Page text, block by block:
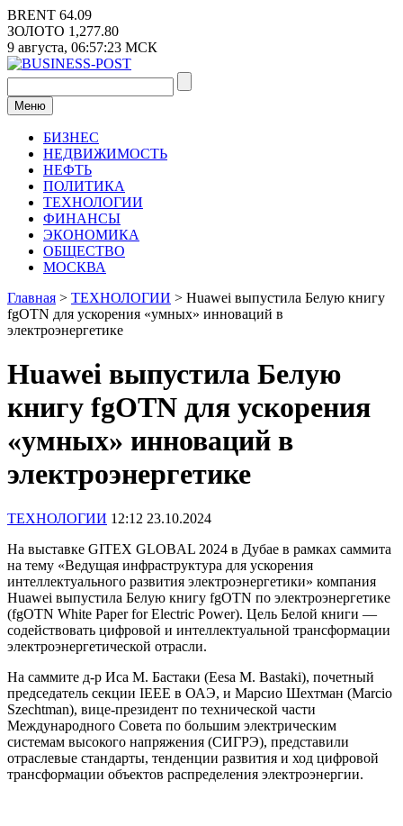
Перейти
к
содержимому
BRENT 64.09
ЗОЛОТО 1,277.80
9 августа, 06:57:23 МСК
Меню
БИЗНЕС
НЕДВИЖИМОСТЬ
НЕФТЬ
ПОЛИТИКА
ТЕХНОЛОГИИ
ФИНАНСЫ
ЭКОНОМИКА
ОБЩЕСТВО
МОСКВА
Главная > ТЕХНОЛОГИИ > Huawei выпустила Белую книгу
fgOTN для ускорения «умных» инноваций в
электроэнергетике
Huawei выпустила Белую
книгу fgOTN для ускорения
«умных» инноваций в
электроэнергетике
ТЕХНОЛОГИИ 12:12 23.10.2024
На выставке GITEX GLOBAL 2024 в Дубае в рамках саммита
на тему «Ведущая инфраструктура для ускорения
интеллектуального развития электроэнергетики» компания
Huawei выпустила Белую книгу fgOTN по электроэнергетике
(fgOTN White Paper for Electric Power). Цель Белой книги —
содействовать цифровой и интеллектуальной трансформации
электроэнергетической отрасли.
На саммите д-р Иса М. Бастаки (Eesa M. Bastaki), почетный
председатель секции IEEE в ОАЭ, и Марсио Шехтман (Marcio
Szechtman), вице-президент по технической части
Международного Совета по большим электрическим
системам высокого напряжения (СИГРЭ), представили
отраслевые стандарты, тенденции развития и ход цифровой
трансформации объектов распределения электроэнергии.